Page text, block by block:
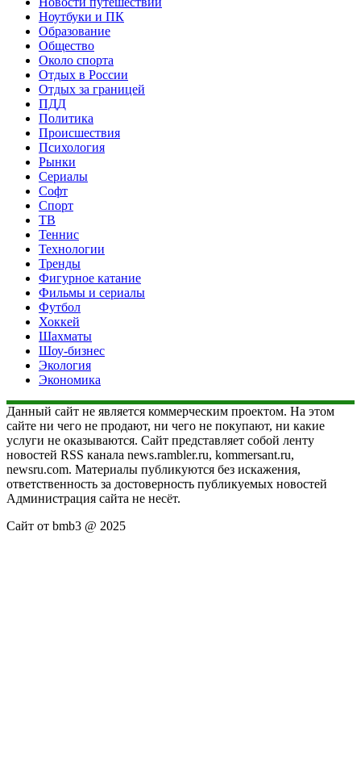
Ноутбуки и ПК
Образование
Общество
Около спорта
Отдых в России
Отдых за границей
ПДД
Политика
Происшествия
Психология
Рынки
Сериалы
Софт
Спорт
ТВ
Теннис
Технологии
Тренды
Фигурное катание
Фильмы и сериалы
Футбол
Хоккей
Шахматы
Шоу-бизнес
Экология
Экономика
Данный сайт не является коммерческим проектом. На этом
сайте ни чего не продают, ни чего не покупают, ни какие
услуги не оказываются. Сайт представляет собой ленту
новостей RSS канала news.rambler.ru, kommersant.ru,
newsru.com. Материалы публикуются без искажения,
ответственность за достоверность публикуемых новостей
Администрация сайта не несёт.
Сайт от bmb3 @ 2025